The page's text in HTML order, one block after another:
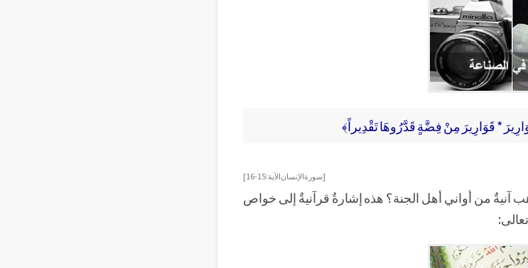
* قَوَارِيرَ مِنْ فِضَّةٍ قَدَّرُوهَا تَقْدِيراً﴾
[سورة الإنسان الآية: 15-16]
آنيةٌ من أواني أهل الجنة؟ هذه إشارةٌ قرآنيةٌ إلى خواص